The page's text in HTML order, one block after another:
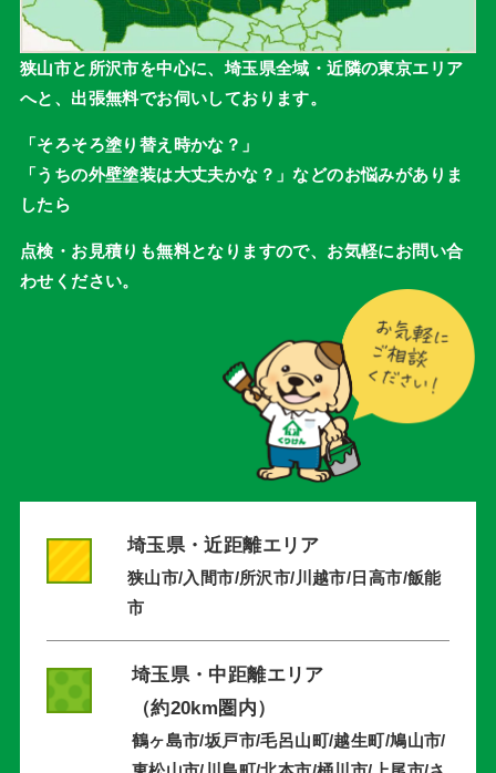
狭山市と所沢市を中心に、埼玉県全域・近隣の東京エリア
へと、出張無料でお伺いしております。
「そろそろ塗り替え時かな？」
「うちの外壁塗装は大丈夫かな？」などのお悩みがありま
したら
点検・お見積りも無料となりますので、お気軽にお問い合
わせください。
埼玉県・近距離エリア
狭山市/入間市/所沢市/川越市/日高市/飯能
市
埼玉県・中距離エリア
（約20km圏内）
鶴ヶ島市/坂戸市/毛呂山町/越生町/鳩山市/